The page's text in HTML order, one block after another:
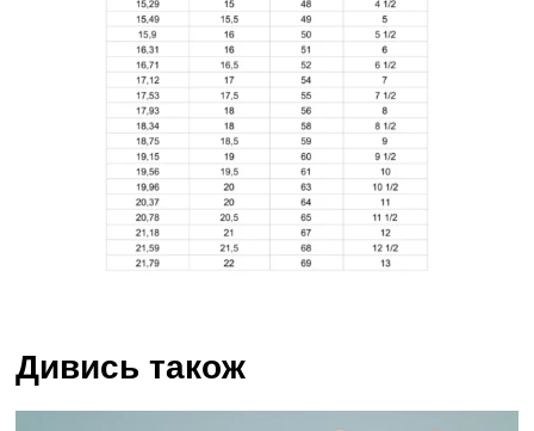
Дивись також